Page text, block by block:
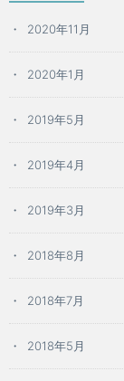
2020年11月
2020年1月
2019年5月
2019年4月
2019年3月
2018年8月
2018年7月
2018年5月